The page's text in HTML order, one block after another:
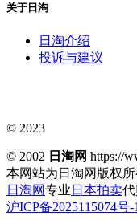
关于日淘
日淘介绍
投诉与建议
© 2023
© 2002 日淘网 https://
本网站为日淘网版权
日淘网专业 日本拍卖
沪ICP备2025115074号-1